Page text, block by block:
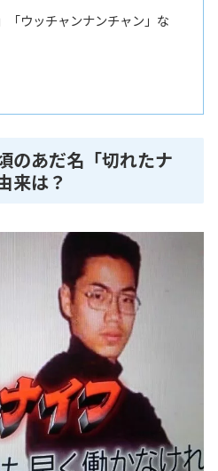
「ウッチャンナンチャン」な
のあだ名「切れたナ
来は？